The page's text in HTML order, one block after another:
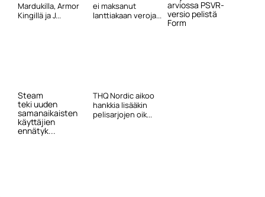
Mardukilla, Armor
Kingillä ja J...
ei maksanut
lanttiakaan veroja...
arviossa PSVR-
versio pelistä
Form
Steam
teki uuden
samanaikaisten
käyttäjien
ennätyk...
THQ Nordic aikoo
hankkia lisääkin
pelisarjojen oik...